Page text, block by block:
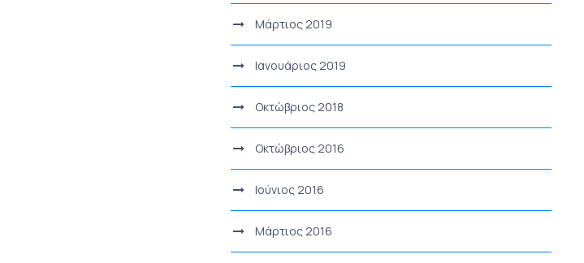
Μάρτιος 2019
Ιανουάριος 2019
Οκτώβριος 2018
Οκτώβριος 2016
Ιούνιος 2016
Μάρτιος 2016